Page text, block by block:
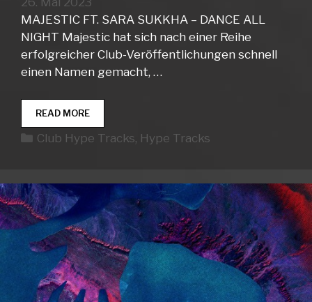
MAJESTIC FT. SARA SUKKHA – DANCE ALL
NIGHT Majestic hat sich nach einer Reihe
erfolgreicher Club-Veröffentlichungen schnell
einen Namen gemacht, …
READ MORECLUB
HYPE
TRACKS
Kategorien
Club Hype Tracks, Hype Tracks